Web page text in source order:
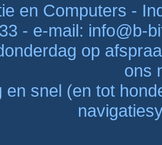
en Computers -
- e-mail: info@b-
op
ons
en snel (en tot